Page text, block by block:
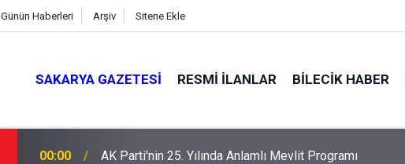
Günün Haberleri Arşiv Sitene Ekle
SAKARYA GAZETESI RESMI İLANLAR BILECIK HABER
16:04 Saman balyaları küle döndü